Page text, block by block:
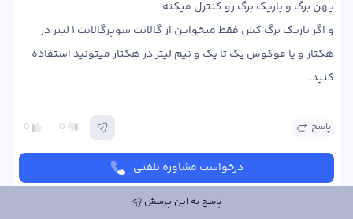
کنید.
0 0 پاسخ
درخواست مشاوره تلفنی
پاسخ به این پرسش